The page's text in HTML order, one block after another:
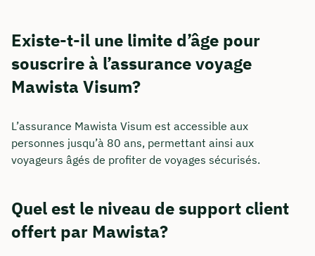
Existe-t-il une limite d’âge pour
souscrire à l’assurance voyage
Mawista Visum?
L’assurance Mawista Visum est accessible aux
personnes jusqu’à 80 ans, permettant ainsi aux
voyageurs âgés de profiter de voyages sécurisés.
Quel est le niveau de support client
offert par Mawista?